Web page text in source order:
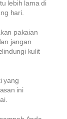
lebih lama di
hari.
pakaian
jangan
kulit
yang
ini